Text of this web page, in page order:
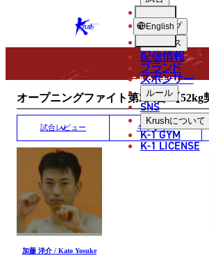
KRUSH English
ショップ
ニュース
配信情報
ブランド
スポンサー
ルール
SNS
Krushについて
K-1 GYM
K-1 LICENSE
MATCH
試合結果
オープニングファイト第2試合 【52kg
試合レビュー ギャラリー
加藤 洋介 / Kato Yosuke